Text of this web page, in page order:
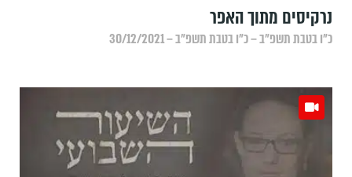
נרקיסים מתוך האפר
כ״ו בטבת תשפ״ב – כ״ו בטבת תשפ״ב – 30/12/2021